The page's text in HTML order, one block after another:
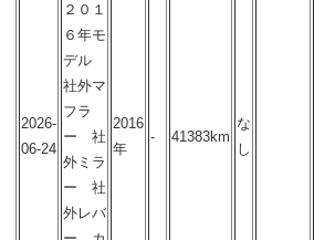
2026-
06-24
２０１
６年モ
デル
社外マ
フラ
ー 社
外ミラ
ー 社
外レバ
2016
年
- 41383km
な
し